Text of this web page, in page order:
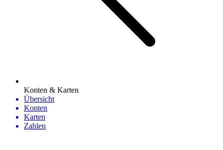
Konten & Karten
Übersicht
Konten
Karten
Zahlen